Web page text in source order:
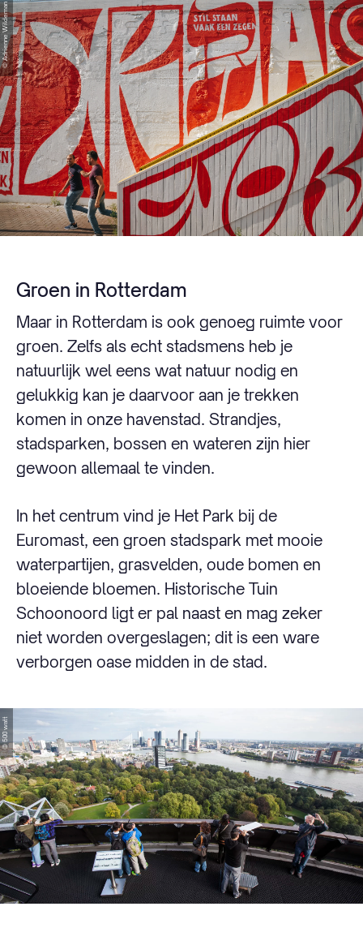
© Adrienne Wildeman
Groen in Rotterdam
Maar in Rotterdam is ook genoeg ruimte voor
groen. Zelfs als echt stadsmens heb je
natuurlijk wel eens wat natuur nodig en
gelukkig kan je daarvoor aan je trekken
komen in onze havenstad. Strandjes,
stadsparken, bossen en wateren zijn hier
gewoon allemaal te vinden.
In het centrum vind je Het Park bij de
Euromast, een groen stadspark met mooie
waterpartijen, grasvelden, oude bomen en
bloeiende bloemen. Historische Tuin
Schoonoord ligt er pal naast en mag zeker
niet worden overgeslagen; dit is een ware
verborgen oase midden in de stad.
© 500 watt